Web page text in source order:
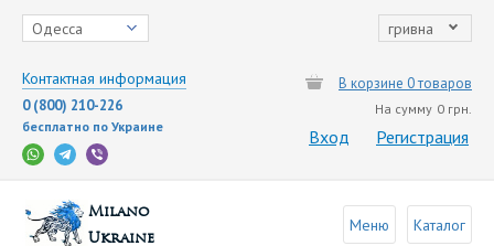
Одесса гривна
Контактная информация
0 (800) 210-226
бесплатно по Украине
В корзине 0 товаров
На сумму 0 грн.
Вход Регистрация
Milano
Ukraine
Меню Каталог